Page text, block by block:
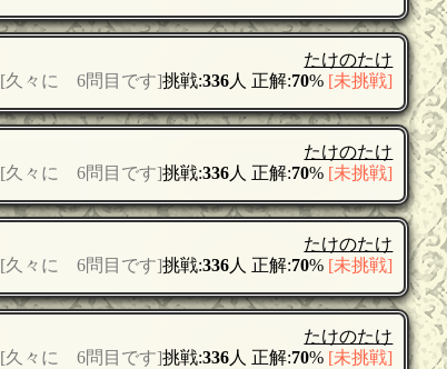
たけのたけ
挑戦:336人 正解:70% [未挑戦]
[久々に 6問目です]
たけのたけ
挑戦:336人 正解:70% [未挑戦]
[久々に 6問目です]
たけのたけ
挑戦:336人 正解:70% [未挑戦]
[久々に 6問目です]
たけのたけ
挑戦:336人 正解:70% [未挑戦]
[久々に 6問目です]